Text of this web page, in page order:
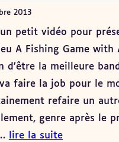
2013
petit vidéo pour
A Fishing Game with
d’être la meilleure
faire la job pour le
refaire un
genre après le
lire la suite